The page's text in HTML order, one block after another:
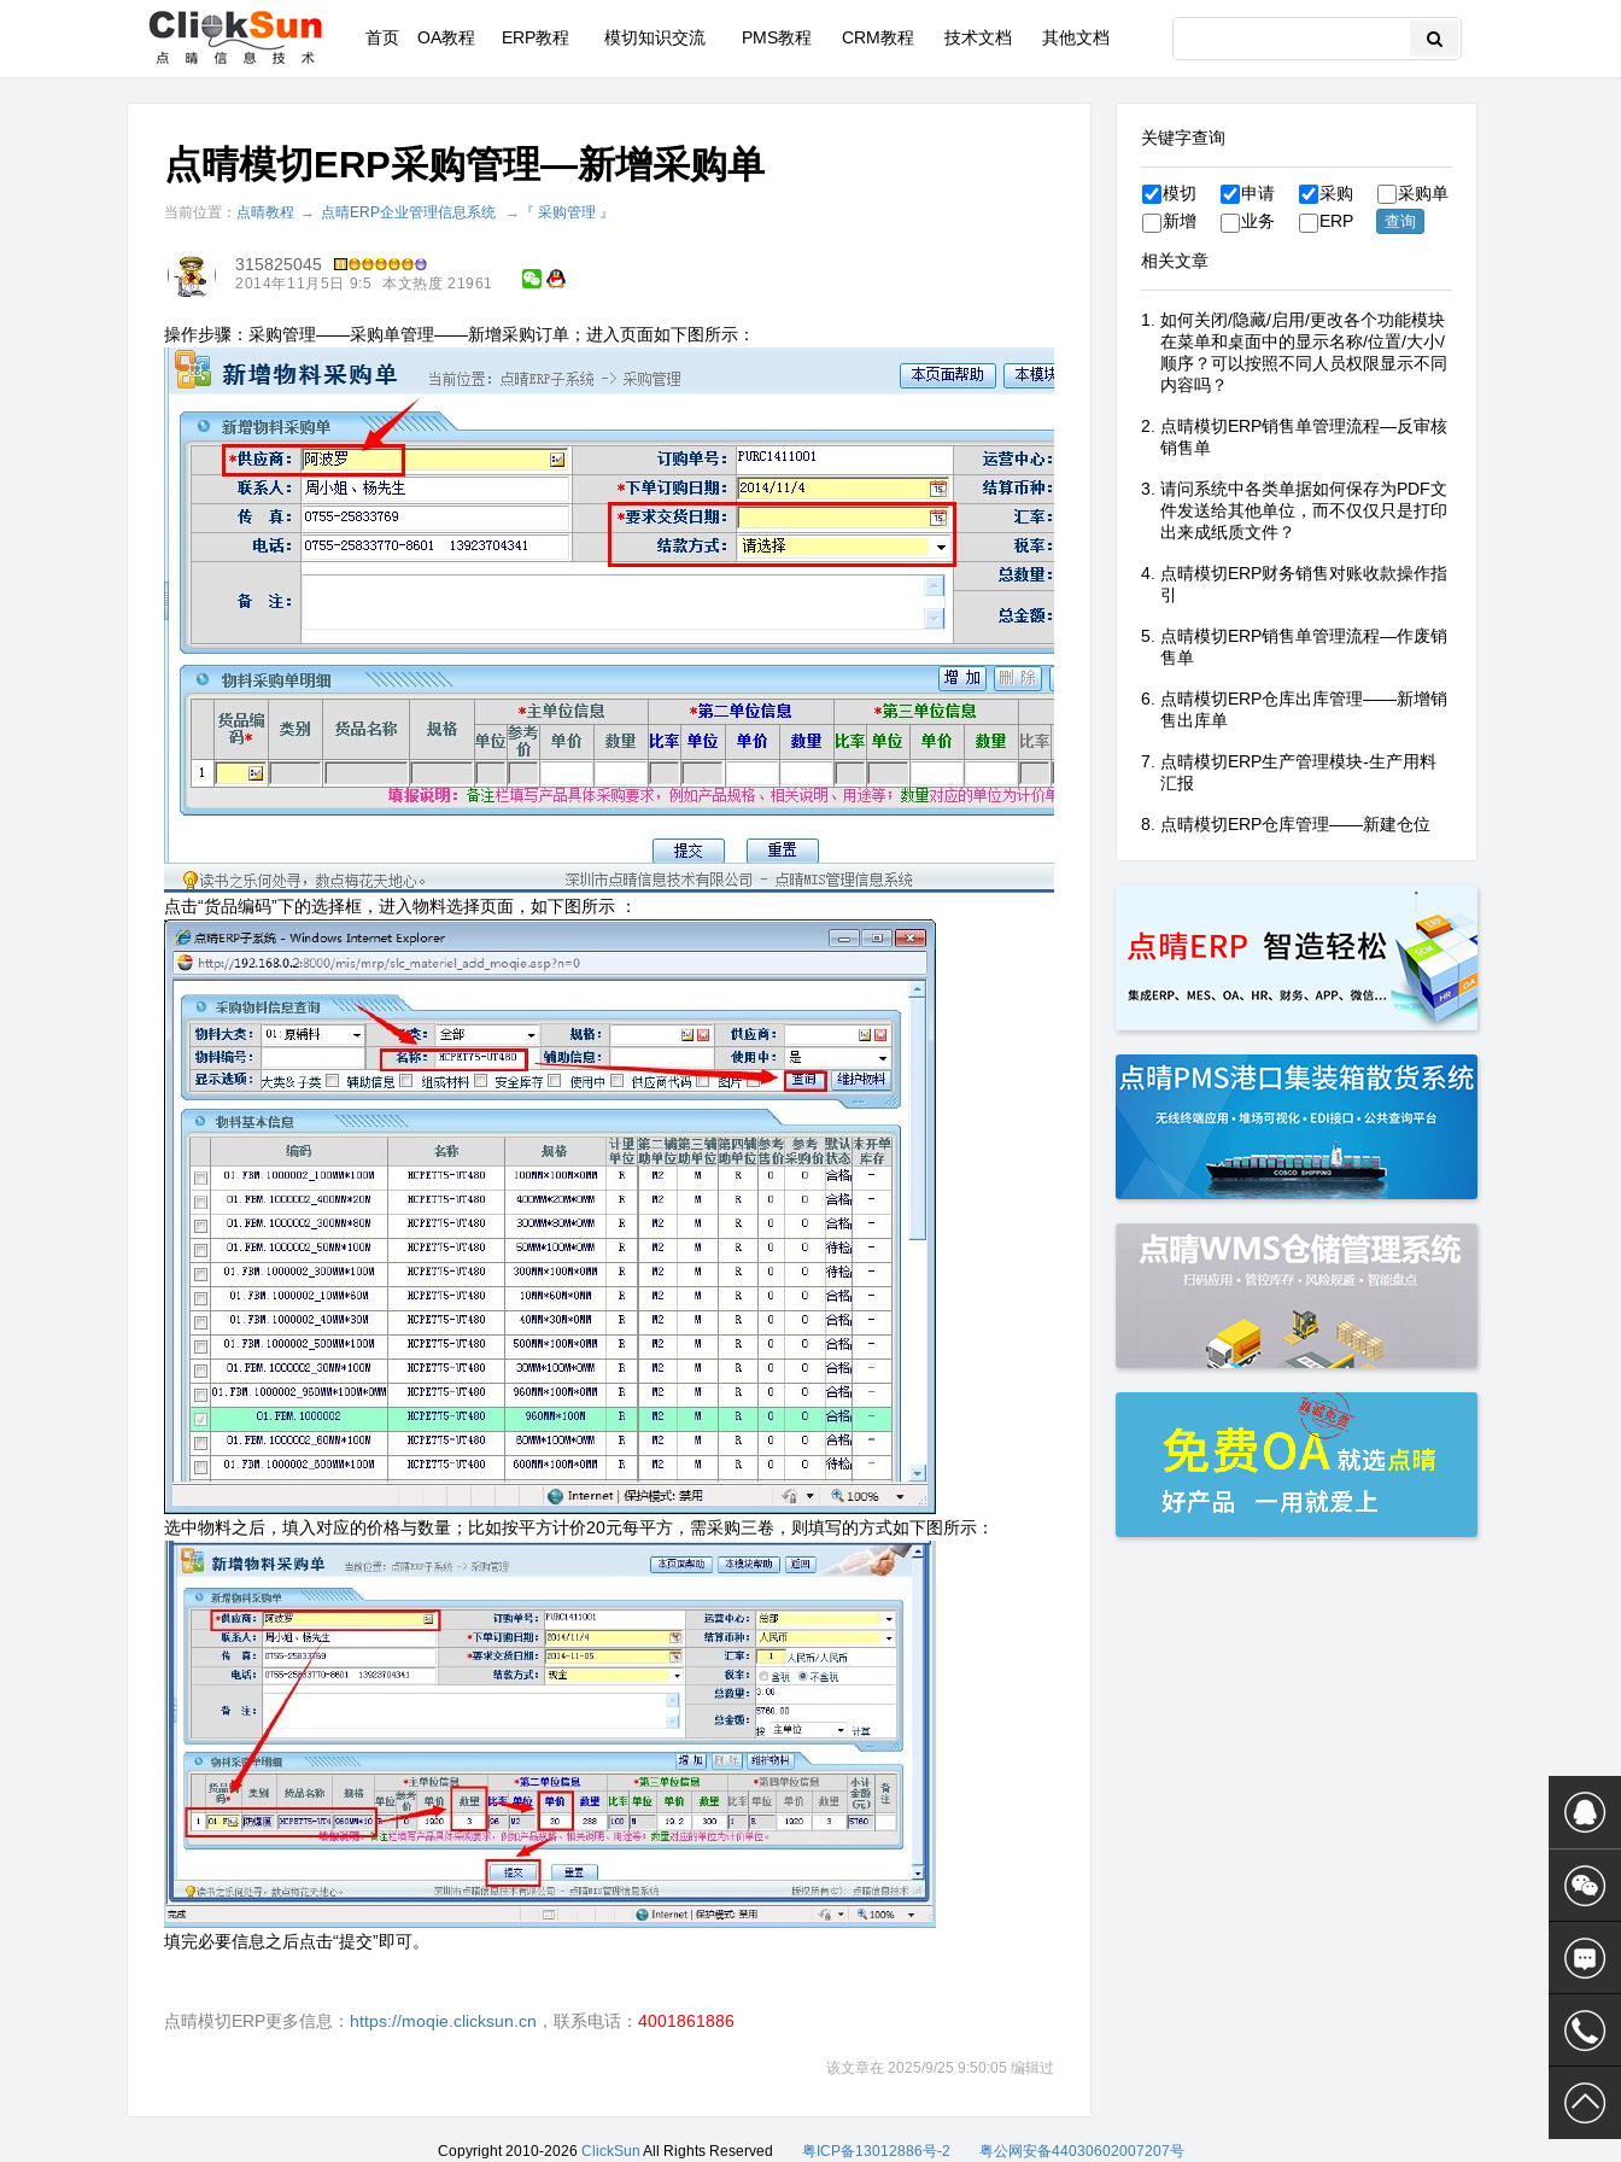
400 186
首页 OA教程 ERP教程 模切知识交流 PMS教程 CRM教程 技术文档 其他文档
点晴模切ERP采购管理—新增采购单
当前位置： 点晴教程 → 点晴ERP企业管理信息系统 → 『 采购管理 』
315825045
2014年11月5日 9:5 本文热度 21961
操作步骤：采购管理——采购单管理——新增采购订单；进入页面如下图所示：
点击“货品编码”下的选择框，进入物料选择页面，如下图所示 ：
选中物料之后，填入对应的价格与数量；比如按平方计价20元每平方，需采购三卷，则填写的方式如下图所示：
填完必要信息之后点击“提交”即可。
点晴模切ERP更多信息： https://moqie.clicksun.cn ，联系电话： 4001861886
该文章在 2025/9/25 9:50:05 编辑过
关键字查询
模切 申请 采购
采购单
新增
业务 ERP
相关文章
如何关闭/隐藏/启用/更改各个功能模块
在菜单和桌面中的显示名称/位置/大小/
顺序？可以按照不同人员权限显示不同
内容吗？
点晴模切ERP销售单管理流程—反审核
销售单
请问系统中各类单据如何保存为PDF文
件发送给其他单位，而不仅仅只是打印
出来成纸质文件？
点晴模切ERP财务销售对账收款操作指
引
点晴模切ERP销售单管理流程—作废销
售单
点晴模切ERP仓库出库管理——新增销
售出库单
点晴模切ERP生产管理模块-生产用料
汇报
点晴模切ERP仓库管理——新建仓位
Copyright 2010-2026 ClickSun All Rights Reserved 粤ICP备13012886号-2 粤公网安备44030602007207号